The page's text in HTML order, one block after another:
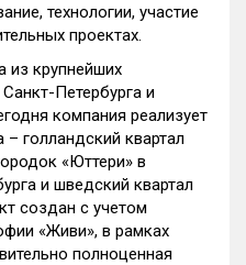
технологии, участие
проектах.
из крупнейших
Петербурга и
компания реализует
– голландский квартал
«Юттери» в
и шведский квартал
создан с учетом
«Живи», в рамках
полноценная